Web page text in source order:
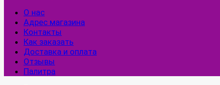
О нас
Адрес магазина
Контакты
Как заказать
Доставка и оплата
Отзывы
Палитра